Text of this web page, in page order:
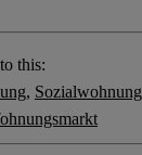
this:
, Sozialwohnung